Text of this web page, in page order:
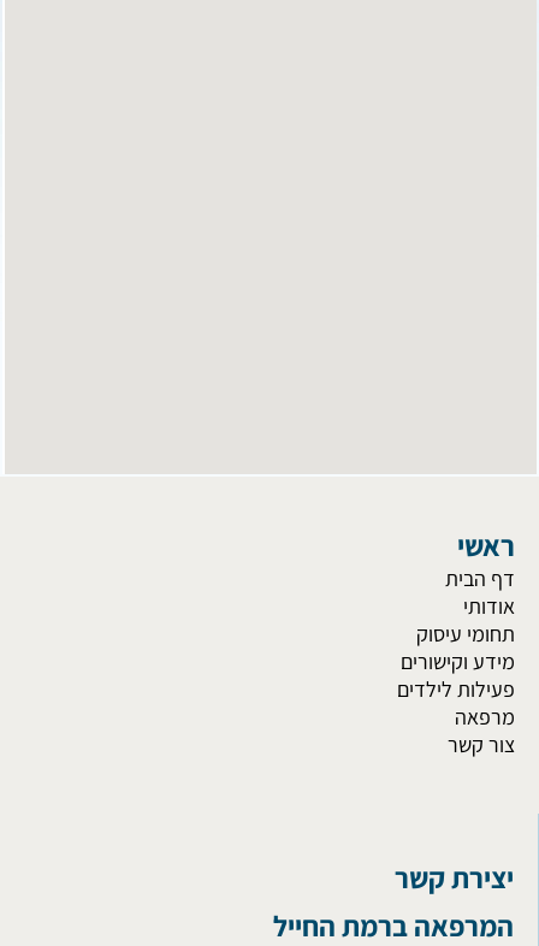
ראשי
דף הבית
אודותי
תחומי עיסוק
מידע וקישורים
פעילות לילדים
מרפאה
צור קשר
יצירת קשר
המרפאה ברמת החייל